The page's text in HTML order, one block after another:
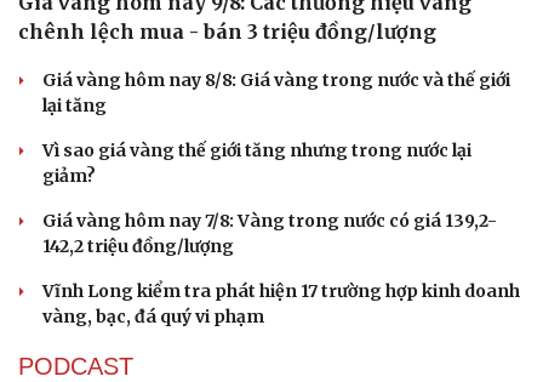
chênh lệch mua - bán 3 triệu đồng/lượng
Giá vàng hôm nay 8/8: Giá vàng trong nước và thế giới
lại tăng
Vì sao giá vàng thế giới tăng nhưng trong nước lại
giảm?
Giá vàng hôm nay 7/8: Vàng trong nước có giá 139,2-
142,2 triệu đồng/lượng
Vĩnh Long kiểm tra phát hiện 17 trường hợp kinh doanh
vàng, bạc, đá quý vi phạm
PODCAST